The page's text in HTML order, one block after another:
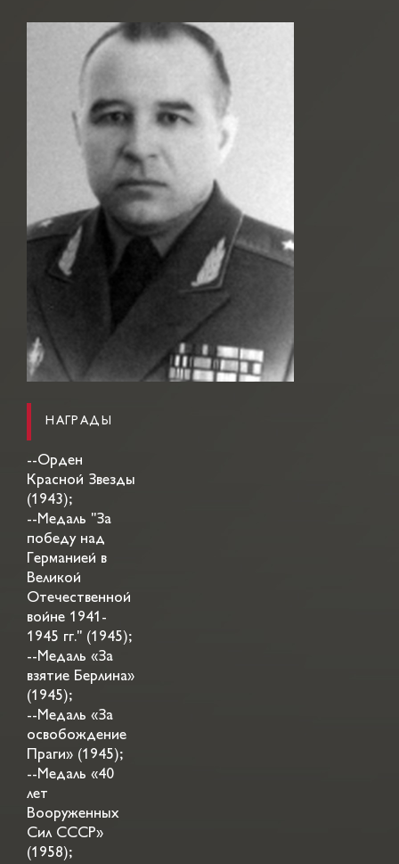
НАГРАДЫ
--Орден
Красной Звезды
(1943);
--Медаль "За
победу над
Германией в
Великой
Отечественной
войне 1941-
1945 гг." (1945);
--Медаль «За
взятие Берлина»
(1945);
--Медаль «За
освобождение
Праги» (1945);
--Медаль «40
лет
Вооруженных
Сил СССР»
(1958);